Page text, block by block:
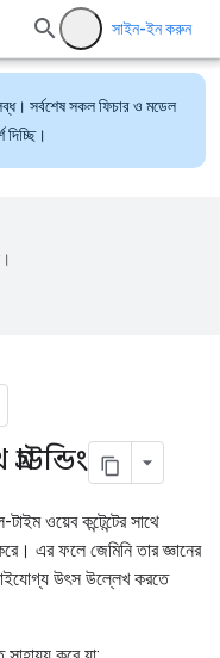
সাইন-ইন করুন
সর্বশেষ সকল ফিচার ও মডেল
ওয়েব কন্টেন্টের সাথে
এর ফলে জেমিনি তার জ্ঞানের
উৎস উল্লেখ করতে